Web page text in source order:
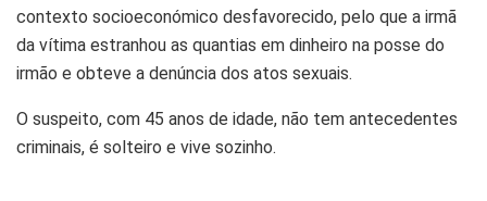
contexto socioeconómico desfavorecido, pelo que a irmã
da vítima estranhou as quantias em dinheiro na posse do
irmão e obteve a denúncia dos atos sexuais.
O suspeito, com 45 anos de idade, não tem antecedentes
criminais, é solteiro e vive sozinho.